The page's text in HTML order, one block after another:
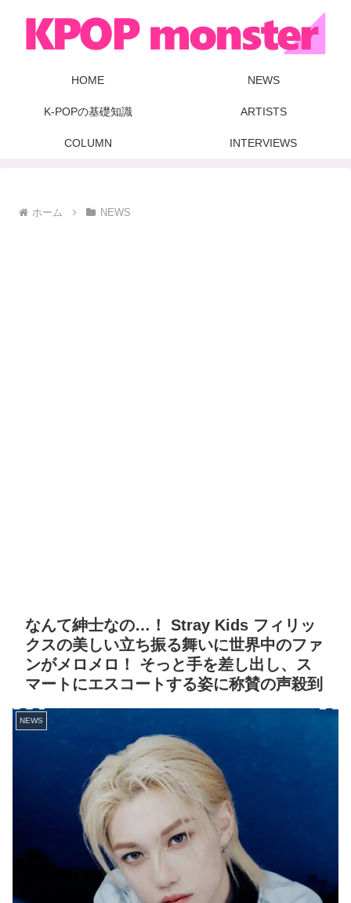
HOME NEWS
K-POPの基礎知識 ARTISTS
COLUMN INTERVIEWS
ホーム NEWS
なんて紳士なの…！ Stray Kids フィリッ
クスの美しい立ち振る舞いに世界中のファ
ンがメロメロ！ そっと手を差し出し、ス
マートにエスコートする姿に称賛の声殺到
NEWS